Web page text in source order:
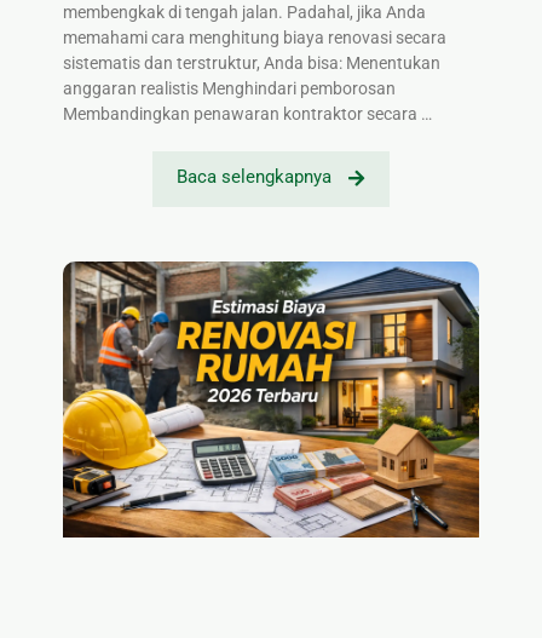
membengkak di tengah jalan. Padahal, jika Anda
memahami cara menghitung biaya renovasi secara
sistematis dan terstruktur, Anda bisa: Menentukan
anggaran realistis Menghindari pemborosan
Membandingkan penawaran kontraktor secara …
Baca selengkapnya